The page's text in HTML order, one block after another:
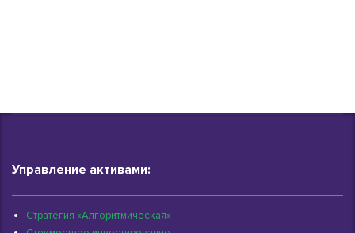
Управление активами:
Стратегия «Алгоритмическая»